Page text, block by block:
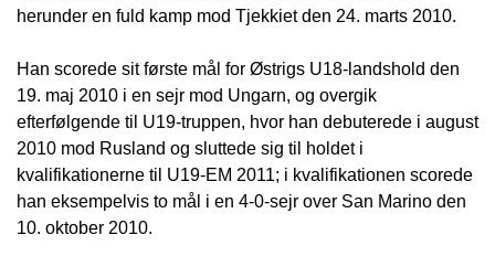
herunder en fuld kamp mod Tjekkiet den 24. marts 2010.
Han scorede sit første mål for Østrigs U18-landshold den
19. maj 2010 i en sejr mod Ungarn, og overgik
efterfølgende til U19-truppen, hvor han debuterede i august
2010 mod Rusland og sluttede sig til holdet i
kvalifikationerne til U19-EM 2011; i kvalifikationen scorede
han eksempelvis to mål i en 4-0-sejr over San Marino den
10. oktober 2010.